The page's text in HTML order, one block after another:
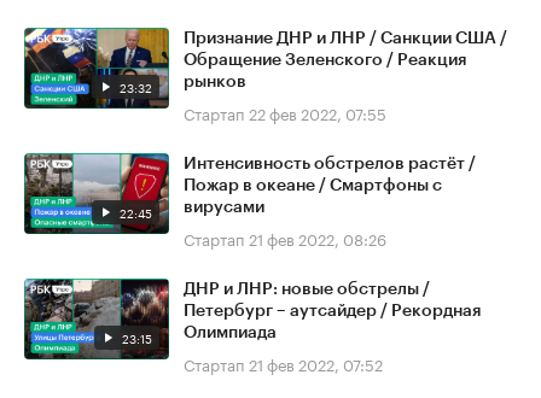
23:32
Признание ДНР и ЛНР / Санкции США /
Обращение Зеленского / Реакция
рынков
Стартап 22 фев 2022, 07:55
22:45
Интенсивность обстрелов растёт /
Пожар в океане / Смартфоны с
вирусами
Стартап 21 фев 2022, 08:26
23:15
ДНР и ЛНР: новые обстрелы /
Петербург – аутсайдер / Рекордная
Олимпиада
Стартап 21 фев 2022, 07:52